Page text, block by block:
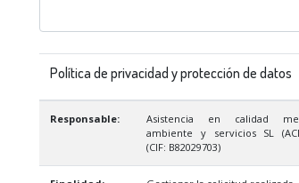
Política de privacidad y protección de datos
Responsable:
Asistencia en calidad
ambiente y servicios SL
(CIF: B82029703)